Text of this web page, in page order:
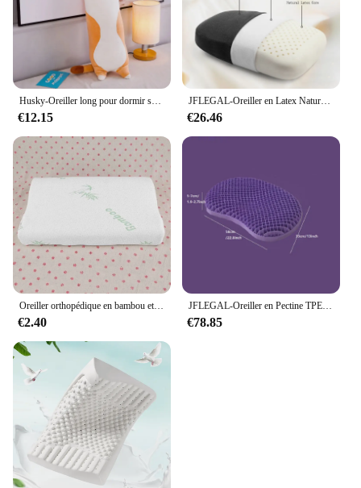
€12.15
JFLEGAL-Oreiller en Latex Naturel, en Caoutchouc, Inodore, Coussin de Cou, de Bureau, pour le Sommeil, ne Collimature pas
€26.46
Oreiller orthopédique en bambou et mousse à mémoire de forme, Oreiller respirant sain, soulage la Fatigue
€2.40
JFLEGAL-Oreiller en Pectine TPE sans pression, technologie noire, haute élasticité, maille lavable, ventre de chat, oreiller pour le corps
€78.85